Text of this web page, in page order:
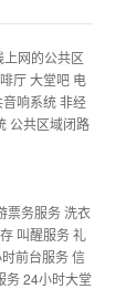
网的公共区
厅 大堂吧 电
响系统 非经
公共区域闭路
票务服务 洗衣
叫醒服务 礼
前台服务 信
务 24小时大堂